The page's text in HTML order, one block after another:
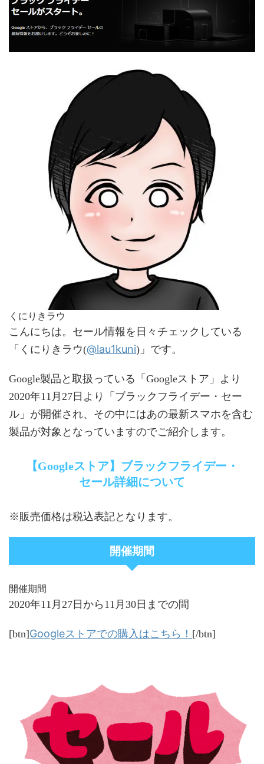
くにりきラウ
こんにちは。セール情報を日々チェックしている
「くにりきラウ(@lau1kuni)」です。
Google製品と取扱っている「Googleストア」より
2020年11月27日より「ブラックフライデー・セー
ル」が開催され、その中にはあの最新スマホを含む
製品が対象となっていますのでご紹介します。
【Googleストア】ブラックフライデー・
セール詳細について
※販売価格は税込表記となります。
開催期間
開催期間
2020年11月27日から11月30日までの間
[btn]Googleストアでの購入はこちら！ [/btn]